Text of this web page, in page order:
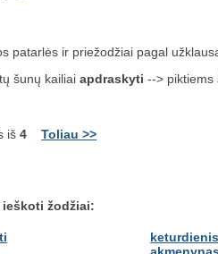
patarlės ir priežodžiai pagal
šunų kailiaiapdraskyti -->
iš4 Toliau >>
ieškoti žodžiai:
keturdienis